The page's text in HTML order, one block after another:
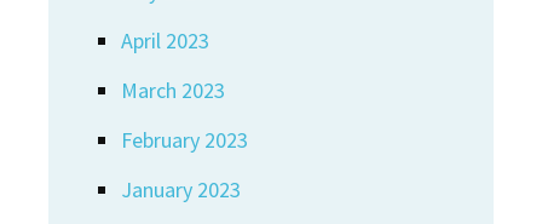
April 2023
March 2023
February 2023
January 2023